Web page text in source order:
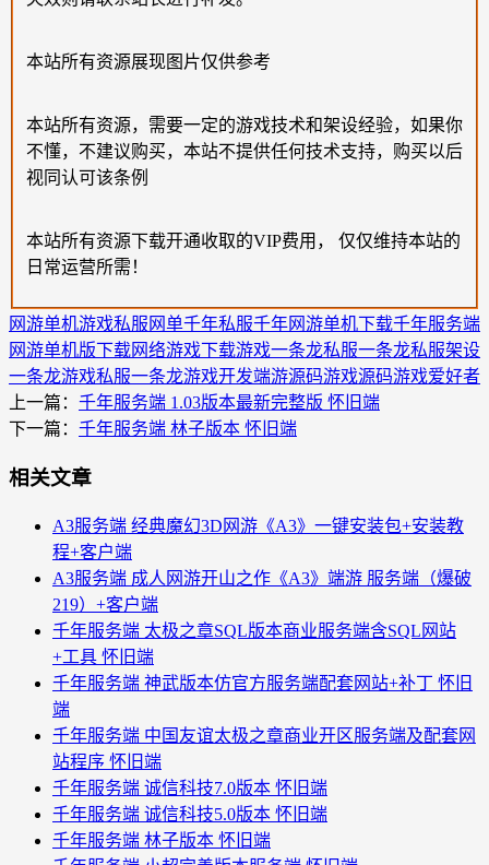
本站所有资源展现图片仅供参考
本站所有资源，需要一定的游戏技术和架设经验，如果你
不懂，不建议购买，本站不提供任何技术支持，购买以后
视同认可该条例
本站所有资源下载开通收取的VIP费用， 仅仅维持本站的
日常运营所需！
网游单机游戏私服 网单千年私服千年网游单机下载千年服务端
网游单机版下载网络游戏下载游戏一条龙私服一条龙私服架设
一条龙游戏私服一条龙游戏开发端游源码游戏源码游戏爱好者
上一篇： 千年服务端 1.03版本最新完整版 怀旧端
下一篇： 千年服务端 林子版本 怀旧端
相关文章
A3服务端 经典魔幻3D网游《A3》一键安装包+安装教
程+客户端
A3服务端 成人网游开山之作《A3》端游 服务端（爆破
219）+客户端
千年服务端 太极之章SQL版本商业服务端含SQL网站
+工具 怀旧端
千年服务端 神武版本仿官方服务端配套网站+补丁 怀旧
端
千年服务端 中国友谊太极之章商业开区服务端及配套网
站程序 怀旧端
千年服务端 诚信科技7.0版本 怀旧端
千年服务端 诚信科技5.0版本 怀旧端
千年服务端 林子版本 怀旧端